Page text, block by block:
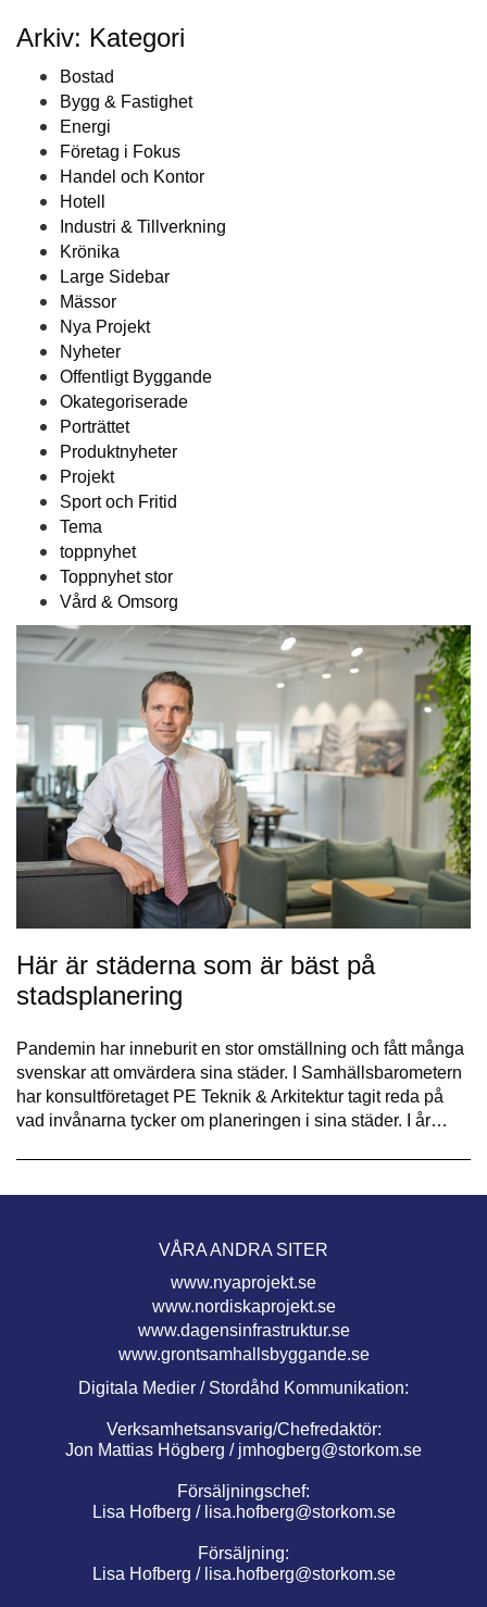
Arkiv: Kategori
Bostad
Bygg & Fastighet
Energi
Företag i Fokus
Handel och Kontor
Hotell
Industri & Tillverkning
Krönika
Large Sidebar
Mässor
Nya Projekt
Nyheter
Offentligt Byggande
Okategoriserade
Porträttet
Produktnyheter
Projekt
Sport och Fritid
Tema
toppnyhet
Toppnyhet stor
Vård & Omsorg
Här är städerna som är bäst på
stadsplanering
Pandemin har inneburit en stor omställning och fått många
svenskar att omvärdera sina städer. I Samhällsbarometern
har konsultföretaget PE Teknik & Arkitektur tagit reda på
vad invånarna tycker om planeringen i sina städer. I år…
VÅRA ANDRA SITER
www.nyaprojekt.se
www.nordiskaprojekt.se
www.dagensinfrastruktur.se
www.grontsamhallsbyggande.se
Digitala Medier / Stordåhd Kommunikation:
Verksamhetsansvarig/Chefredaktör:
Jon Mattias Högberg / jmhogberg@storkom.se
Försäljningschef:
Lisa Hofberg / lisa.hofberg@storkom.se
Försäljning:
Lisa Hofberg / lisa.hofberg@storkom.se